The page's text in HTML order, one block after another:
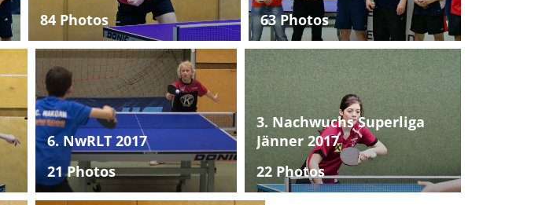
84 Photos
63 Photos
6. NwRLT 2017
21 Photos
3. Nachwuchs Superliga
Jänner 2017
22 Photos